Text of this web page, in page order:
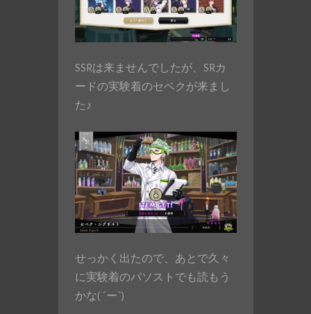
SSRは来ませんでしたが、SRカ
ードの実験着のセベクが来まし
た♪
せっかく出たので、あとで久々
に実験着のパソストでも読もう
かな( ´ー`)